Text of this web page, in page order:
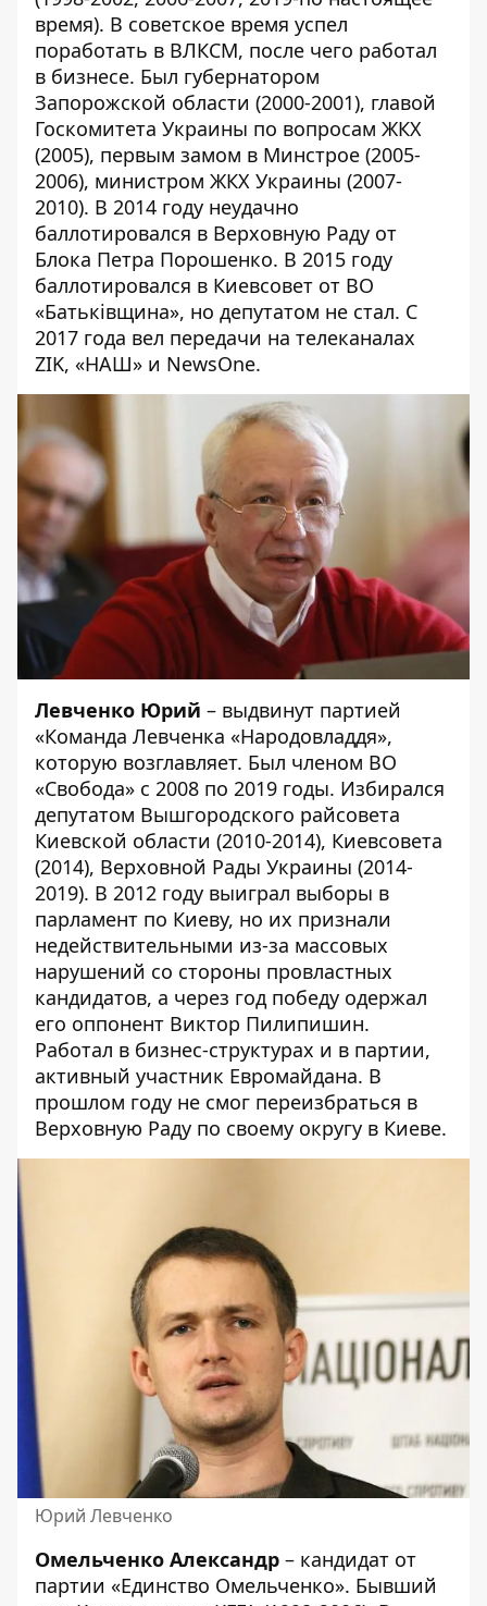
время). В советское время успел
поработать в ВЛКСМ, после чего работал
в бизнесе. Был губернатором
Запорожской области (2000-2001), главой
Госкомитета Украины по вопросам ЖКХ
(2005), первым замом в Минстрое (2005-
2006), министром ЖКХ Украины (2007-
2010). В 2014 году неудачно
баллотировался в Верховную Раду от
Блока Петра Порошенко. В 2015 году
баллотировался в Киевсовет от ВО
«Батьківщина», но депутатом не стал. С
2017 года вел передачи на телеканалах
ZIK, «НАШ» и NewsOne.
Левченко Юрий – выдвинут партией
«Команда Левченка «Народовладдя»,
которую возглавляет. Был членом ВО
«Свобода» с 2008 по 2019 годы. Избирался
депутатом Вышгородского райсовета
Киевской области (2010-2014), Киевсовета
(2014), Верховной Рады Украины (2014-
2019). В 2012 году выиграл выборы в
парламент по Киеву, но их признали
недействительными из-за массовых
нарушений со стороны провластных
кандидатов, а через год победу одержал
его оппонент Виктор Пилипишин.
Работал в бизнес-структурах и в партии,
активный участник Евромайдана. В
прошлом году не смог переизбраться в
Верховную Раду по своему округу в Киеве.
Юрий Левченко
Омельченко Александр – кандидат от
партии «Единство Омельченко». Бывший